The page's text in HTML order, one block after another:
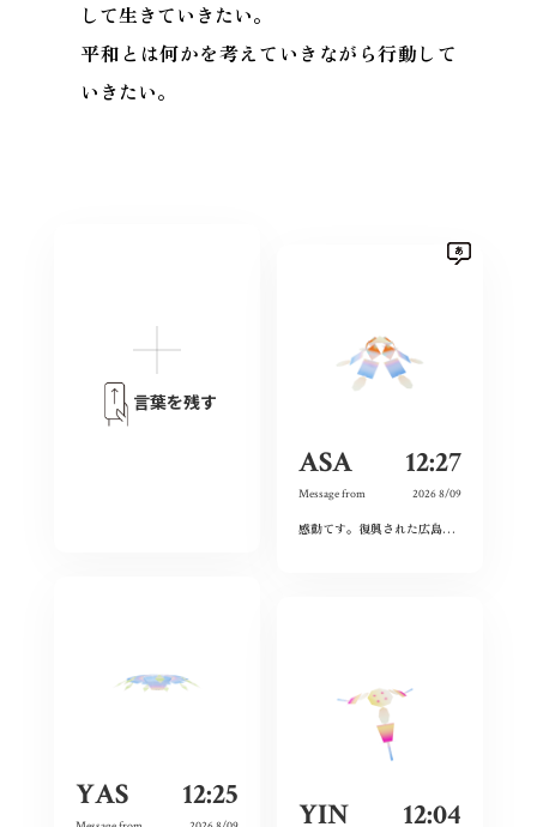
して生きていきたい。
平和とは何かを考えていきながら行動して
いきたい。
言葉を残す
ASA 12:27
Message from 2026 8/09
感動てす。復興された広島人の底力と企業力を改めて知らされました！
YAS 12:25
YIN 12:04